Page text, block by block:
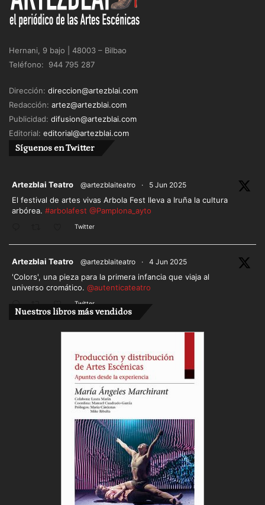
Hernani, 9 bajo | 48003 – Bilbao
Teléfono: 944 795 287
Dirección: direccion@artezblai.com
Redacción: artez@artezblai.com
Publicidad: difusion@artezblai.com
Editorial: editorial@artezblai.com
Síguenos en Twitter
Artezblai Teatro @artezblaiteatro · 5 Jun 2025
El festival de artes vivas Arbola Fest lleva a Iruña la cultura
arbórea. #arbolafest @Pamplona_ayto
Twitter
Artezblai Teatro @artezblaiteatro · 4 Jun 2025
'Colors', una pieza para la primera infancia que viaja al
universo cromático. @autenticateatro
Twitter
Cargar más
Nuestros libros más vendidos